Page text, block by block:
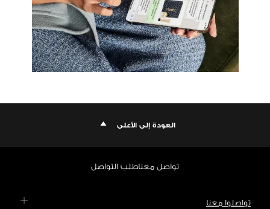
العودة إلى الأعلى
تواصل معناطلب التواصل
تواصلوا معنا